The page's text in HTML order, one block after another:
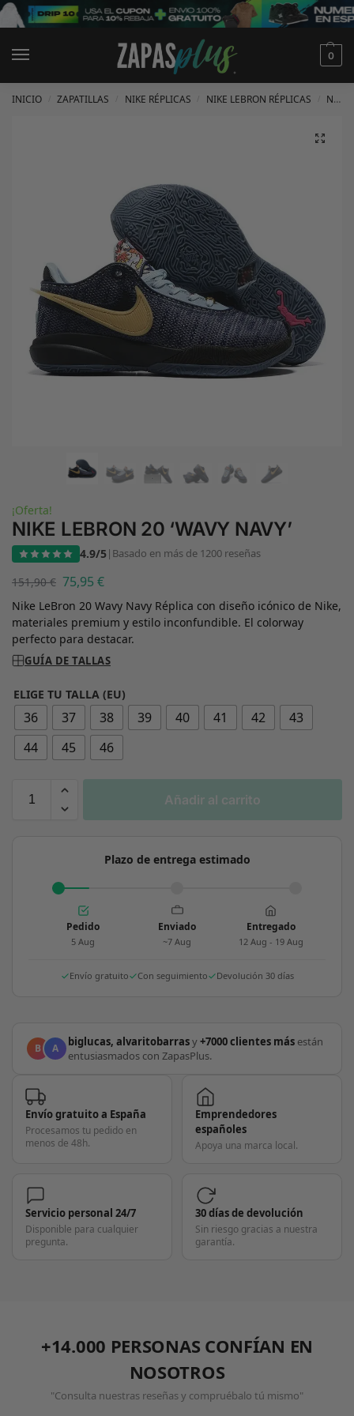
0
INICIO ZAPATILLAS NIKE RÉPLICAS NIKE LEBRON RÉPLICAS NIKE LEBRON 20 RÉPLICAS
¡Oferta!
NIKE LEBRON 20 ‘WAVY NAVY’
4.9/5| Basado en más de 1200 reseñas
151,90€ 75,95 €
Nike LeBron 20 Wavy Navy Réplica con diseño icónico de Nike,
materiales premium y estilo inconfundible. El colorway
perfecto para destacar.
GUÍA DE TALLAS
ELIGE TU TALLA (EU)
36 37 38 39 40 41 42
43
44
45 46
Añadir al carrito
Plazo de entrega estimado
Pedido
5 Aug
Enviado
~7 Aug
Entregado
12 Aug - 19 Aug
Envío gratuito Con seguimiento Devolución 30 días
B A biglucas, alvaritobarrasy+7000 clientes más están
entusiasmados con ZapasPlus.
Envío gratuito a España
Procesamos tu pedido en
menos de 48h.
Emprendedores
españoles
Apoya una marca local.
Servicio personal 24/7
Disponible para cualquier
pregunta.
30 días de devolución
Sin riesgo gracias a nuestra
garantía.
+14.000 PERSONAS CONFÍAN EN
NOSOTROS
"Consulta nuestras reseñas y compruébalo tú mismo"